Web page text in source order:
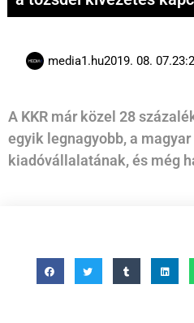
media1.hu2019. 08. 07.
A KKR már közel 28
egyik legnagyobb, a
kiadóvállalatának, és még